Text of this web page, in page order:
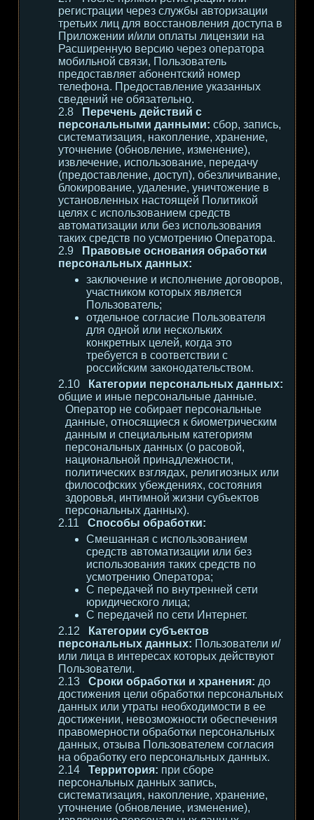
регистрации через службы авторизации
третьих лиц для восстановления доступа в
Приложении и/или оплаты лицензии на
Расширенную версию через оператора
мобильной связи, Пользователь
предоставляет абонентский номер
телефона. Предоставление указанных
сведений не обязательно.
Перечень действий с
персональными данными: сбор, запись,
систематизация, накопление, хранение,
уточнение (обновление, изменение),
извлечение, использование, передачу
(предоставление, доступ), обезличивание,
блокирование, удаление, уничтожение в
установленных настоящей Политикой
целях с использованием средств
автоматизации или без использования
таких средств по усмотрению Оператора.
Правовые основания обработки
персональных данных:
заключение и исполнение договоров,
участником которых является
Пользователь;
отдельное согласие Пользователя
для одной или нескольких
конкретных целей, когда это
требуется в соответствии с
российским законодательством.
Категории персональных данных:
общие и иные персональные данные.
Оператор не собирает персональные
данные, относящиеся к биометрическим
данным и специальным категориям
персональных данных (о расовой,
национальной принадлежности,
политических взглядах, религиозных или
философских убеждениях, состояния
здоровья, интимной жизни субъектов
персональных данных).
Способы обработки:
Смешанная с использованием
средств автоматизации или без
использования таких средств по
усмотрению Оператора;
С передачей по внутренней сети
юридического лица;
С передачей по сети Интернет.
Категории субъектов
персональных данных: Пользователи и/
или лица в интересах которых действуют
Пользователи.
Сроки обработки и хранения: до
достижения цели обработки персональных
данных или утраты необходимости в ее
достижении, невозможности обеспечения
правомерности обработки персональных
данных, отзыва Пользователем согласия
на обработку его персональных данных.
Территория: при сборе
персональных данных запись,
систематизация, накопление, хранение,
уточнение (обновление, изменение),